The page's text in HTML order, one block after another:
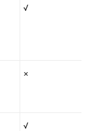
√
×
√